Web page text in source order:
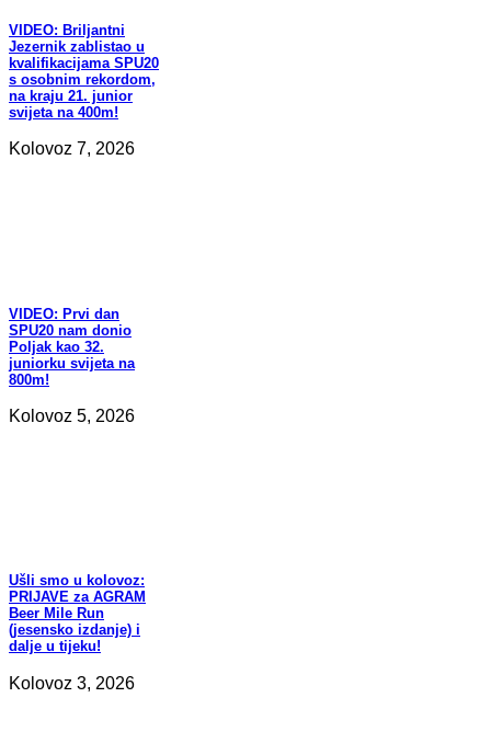
VIDEO: Briljantni
Jezernik zablistao u
kvalifikacijama SPU20
s osobnim rekordom,
na kraju 21. junior
svijeta na 400m!
Kolovoz 7, 2026
VIDEO: Prvi dan
SPU20 nam donio
Poljak kao 32.
juniorku svijeta na
800m!
Kolovoz 5, 2026
Ušli smo u kolovoz:
PRIJAVE za AGRAM
Beer Mile Run
(jesensko izdanje) i
dalje u tijeku!
Kolovoz 3, 2026